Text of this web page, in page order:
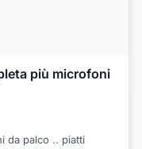
più microfoni
da palco .. piatti